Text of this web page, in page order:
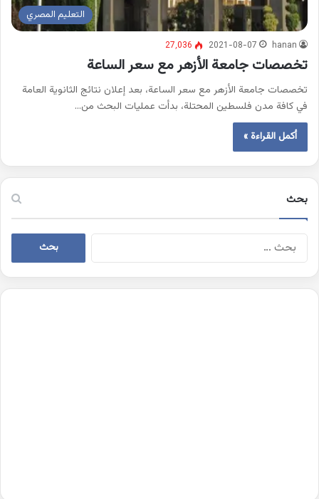
التعليم المصري
hanan
2021-08-07 27٬036
تخصصات جامعة الأزهر مع سعر الساعة
تخصصات جامعة الأزهر مع سعر الساعة، بعد إعلان نتائج الثانوية العامة
في كافة مدن فلسطين المحتلة، بدأت عمليات البحث من…
أكمل القراءة »
بحث
البحث